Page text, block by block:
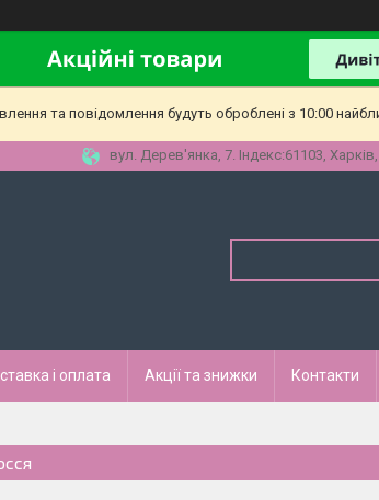
та повідомлення будуть оброблені з 10:00
вул. Дерев'янка, 7. Індекс:61103, Харків,
і оплата Акції та знижки Контакти